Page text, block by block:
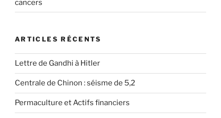
cancers
ARTICLES RÉCENTS
Lettre de Gandhi à Hitler
Centrale de Chinon : séisme de 5,2
Permaculture et Actifs financiers